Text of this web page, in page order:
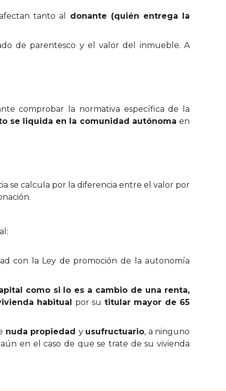
tanto al donante (quién entrega la
de parentesco y el valor del inmueble. A
comprobar la normativa específica de la
se liquida en la comunidad autónomaen
se calcula por la diferencia entre el valor por
con la Ley de promoción de la autonomía
como si lo es a cambio de una renta,
habitual por su titular mayor de 65
nuda propiedad y usufructuario, a ninguno
en el caso de que se trate de su vivienda